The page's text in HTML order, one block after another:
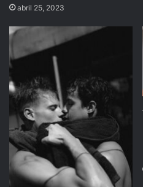
abril 25, 2023